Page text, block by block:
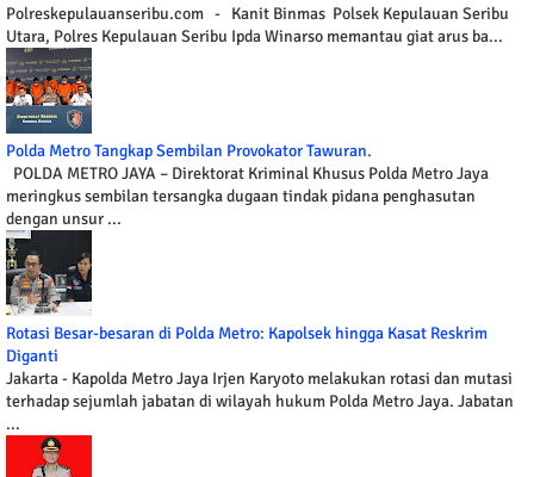
Polreskepulauanseribu.com - Kanit Binmas Polsek Kepulauan Seribu
Utara, Polres Kepulauan Seribu Ipda Winarso memantau giat arus ba...
Polda Metro Tangkap Sembilan Provokator Tawuran.
POLDA METRO JAYA – Direktorat Kriminal Khusus Polda Metro Jaya
meringkus sembilan tersangka dugaan tindak pidana penghasutan
dengan unsur ...
Rotasi Besar-besaran di Polda Metro: Kapolsek hingga Kasat Reskrim
Diganti
Jakarta - Kapolda Metro Jaya Irjen Karyoto melakukan rotasi dan mutasi
terhadap sejumlah jabatan di wilayah hukum Polda Metro Jaya. Jabatan
...